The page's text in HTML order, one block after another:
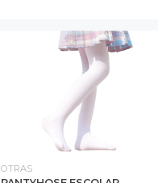
OTRAS